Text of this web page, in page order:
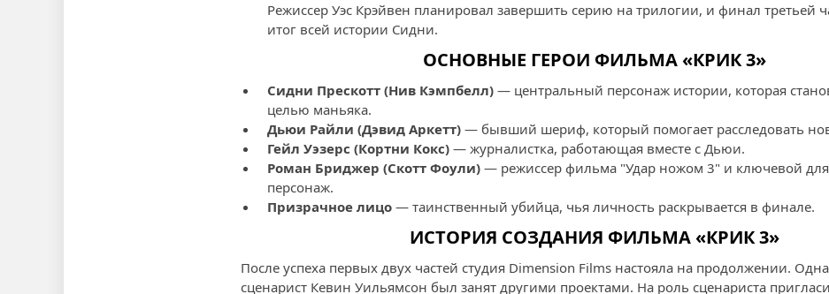
Режиссер Уэс Крэйвен планировал завершить серию на трилогии, и финал третьей
итог всей истории Сидни.
ОСНОВНЫЕ ГЕРОИ ФИЛЬМА «КРИК 3»
Сидни Прескотт (Нив Кэмпбелл) — центральный персонаж истории, которая
целью маньяка.
Дьюи Райли (Дэвид Аркетт) — бывший шериф, который помогает расследовать
Гейл Уэзерс (Кортни Кокс) — журналистка, работающая вместе с Дьюи.
Роман Бриджер (Скотт Фоули) — режиссер фильма "Удар ножом 3" и ключевой
персонаж.
Призрачное лицо — таинственный убийца, чья личность раскрывается в финале.
ИСТОРИЯ СОЗДАНИЯ ФИЛЬМА «КРИК 3»
После успеха первых двух частей студия Dimension Films настояла на продолжении.
сценарист Кевин Уильямсон был занят другими проектами. На роль сценариста